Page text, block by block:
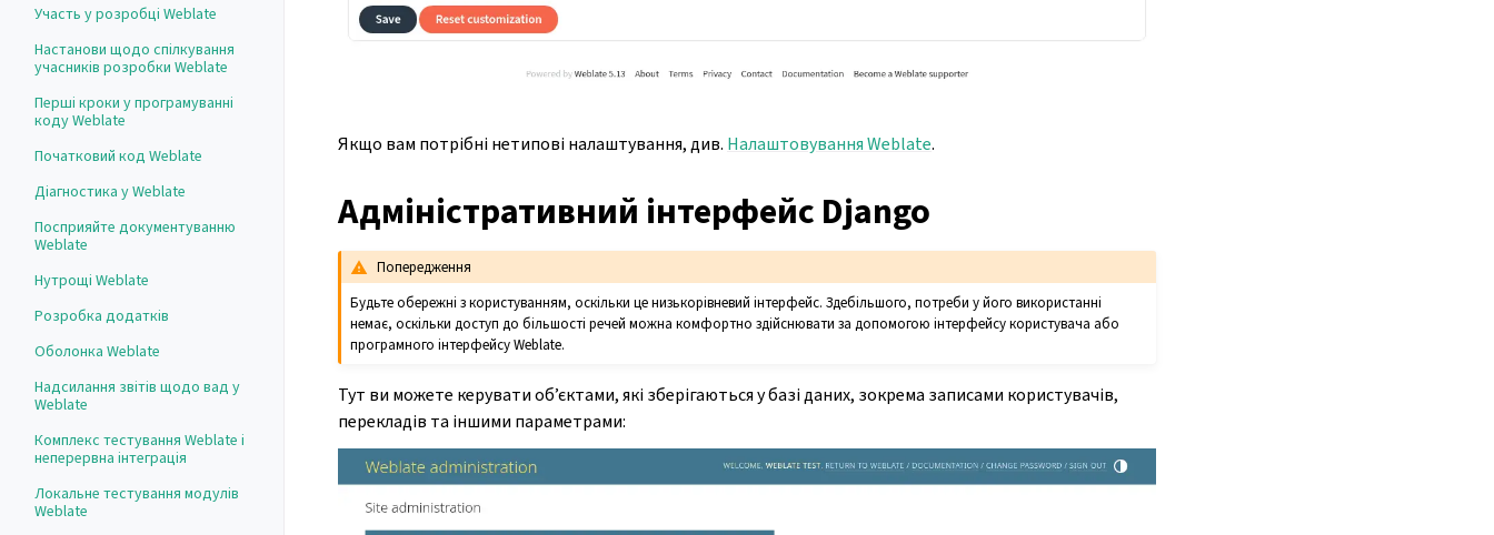
Участь у розробці Weblate
Настанови щодо спілкування
учасників розробки Weblate
Перші кроки у програмуванні
коду Weblate
Початковий код Weblate
Діагностика у Weblate
Посприяйте документуванню
Weblate
Нутрощі Weblate
Розробка додатків
Оболонка Weblate
Надсилання звітів щодо вад у
Weblate
Комплекс тестування Weblate і
неперервна інтеграція
Локальне тестування модулів
Weblate
Якщо вам потрібні нетипові налаштування, див. Налаштовування Weblate.
Адміністративний інтерфейс Django
Попередження
Будьте обережні з користуванням, оскільки це низькорівневий інтерфейс. Здебільшого, потреби у його використанні
немає, оскільки доступ до більшості речей можна комфортно здійснювати за допомогою інтерфейсу користувача або
програмного інтерфейсу Weblate.
Тут ви можете керувати об’єктами, які зберігаються у базі даних, зокрема записами користувачів,
перекладів та іншими параметрами: